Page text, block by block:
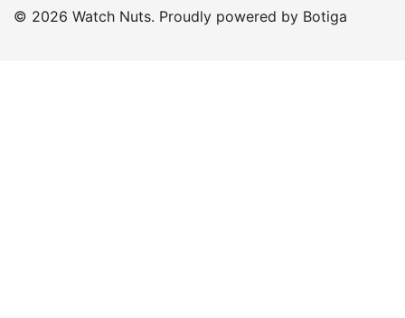
© 2026 Watch Nuts. Proudly powered by Botiga